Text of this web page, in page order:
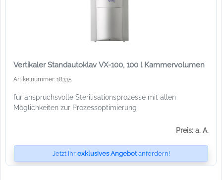
Vertikaler Standautoklav VX-100, 100 l Kammervolumen
Artikelnummer: 18335
für anspruchsvolle Sterilisationsprozesse mit allen
Möglichkeiten zur Prozessoptimierung
Preis: a. A.
Jetzt Ihr exklusives Angebotanfordern!